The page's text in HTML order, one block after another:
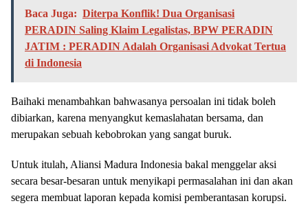
Baca Juga: Diterpa Konflik! Dua Organisasi
PERADIN Saling Klaim Legalistas, BPW PERADIN
JATIM : PERADIN Adalah Organisasi Advokat Tertua
di Indonesia
Baihaki menambahkan bahwasanya persoalan ini tidak boleh
dibiarkan, karena menyangkut kemaslahatan bersama, dan
merupakan sebuah kebobrokan yang sangat buruk.
Untuk itulah, Aliansi Madura Indonesia bakal menggelar aksi
secara besar-besaran untuk menyikapi permasalahan ini dan akan
segera membuat laporan kepada komisi pemberantasan korupsi.